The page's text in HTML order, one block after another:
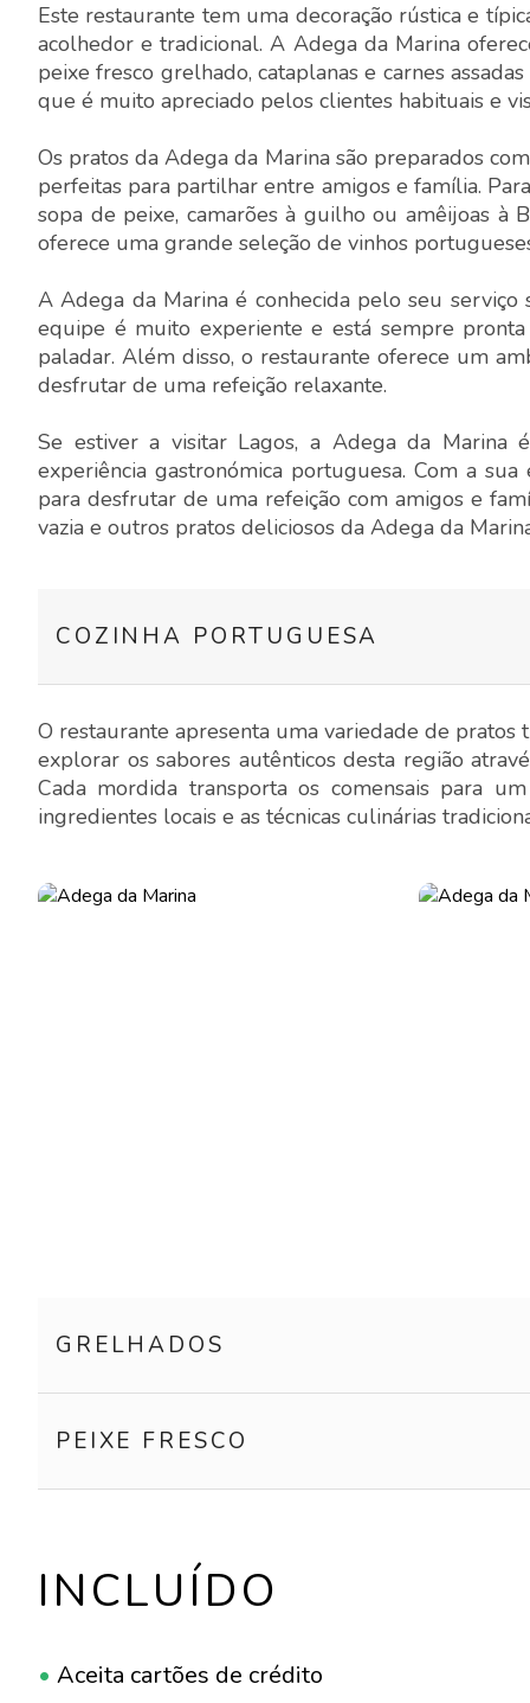
Este restaurante tem uma decoração rústica e
acolhedor e tradicional. A Adega da Marina
peixe fresco grelhado, cataplanas e carnes
que é muito apreciado pelos clientes habituais e
Os pratos da Adega da Marina são preparados
perfeitas para partilhar entre amigos e família.
sopa de peixe, camarões à guilho ou amêijoas à
oferece uma grande seleção de vinhos
A Adega da Marina é conhecida pelo seu
equipe é muito experiente e está sempre
paladar. Além disso, o restaurante oferece um
desfrutar de uma refeição relaxante.
Se estiver a visitar Lagos, a Adega da Marina
experiência gastronómica portuguesa. Com a
para desfrutar de uma refeição com amigos e
vazia e outros pratos deliciosos da Adega da
COZINHA PORTUGUESA
O restaurante apresenta uma variedade de pratos
explorar os sabores autênticos desta região
Cada mordida transporta os comensais para
ingredientes locais e as técnicas culinárias
GRELHADOS
PEIXE FRESCO
INCLUÍDO
• Aceita cartões de crédito